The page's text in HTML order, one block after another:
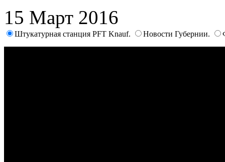
15 Март 2016
Штукатурная станция PFT Knauf. Новости Губернии.